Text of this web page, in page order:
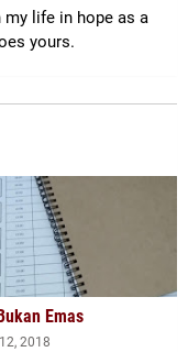
my life in hope as a
yours.
Emas
2018